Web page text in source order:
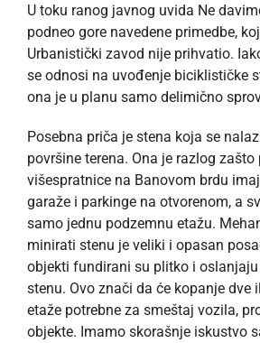
U toku ranog javnog uvida Ne
podneo gore navedene primedbe,
Urbanistički zavod nije prihvatio.
se odnosi na uvođenje biciklističke
ona je u planu samo delimično
Posebna priča je stena koja se
površine terena. Ona je razlog zašto
višespratnice na Banovom brdu
garaže i parkinge na otvorenom, a
samo jednu podzemnu etažu.
minirati stenu je veliki i opasan
objekti fundirani su plitko i
stenu. Ovo znači da će kopanje dve
etaže potrebne za smeštaj vozila,
objekte. Imamo skorašnje iskustvo